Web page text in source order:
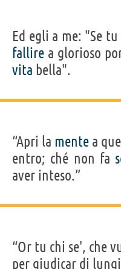
Ed egli a me: "Se
fallire a glorioso
vita bella".
“Apri la mente a
entro; ché non fa
aver inteso.”
“Or tu chi se', che
per giudicar di